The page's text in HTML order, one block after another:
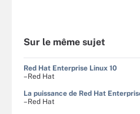
Sur le même sujet
Red Hat Enterprise Linux 10
–Red Hat
La puissance de Red Hat
–Red Hat